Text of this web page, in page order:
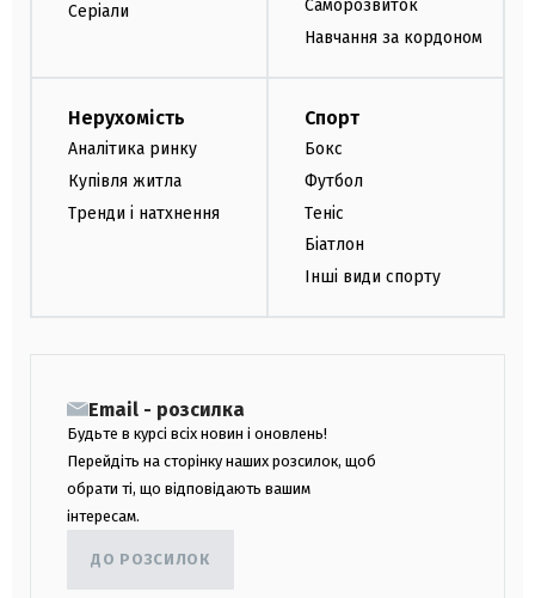
Серіали
Саморозвиток
Навчання за кордоном
Нерухомість
Аналітика ринку
Купівля житла
Тренди і натхнення
Спорт
Бокс
Футбол
Теніс
Біатлон
Інші види спорту
Email - розсилка
Будьте в курсі всіх новин і оновлень!
Перейдіть на сторінку наших розсилок, щоб
обрати ті, що відповідають вашим
інтересам.
ДО РОЗСИЛОК